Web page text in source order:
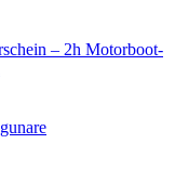
– 2h Motorboot-